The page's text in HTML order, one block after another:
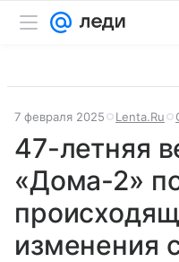
7 февраля 2025 Lenta.Ru
47-летняя
«Дома-2»
изменения